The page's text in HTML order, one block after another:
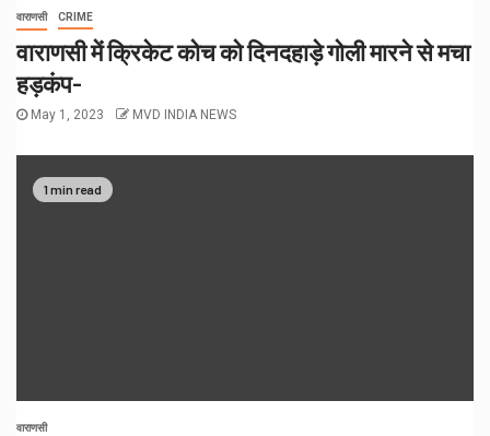
वाराणसी CRIME
वाराणसी में क्रिकेट कोच को दिनदहाड़े गोली मारने से मचा
हड़कंप-
May 1, 2023 MVD INDIA NEWS
1 min read
वाराणसी